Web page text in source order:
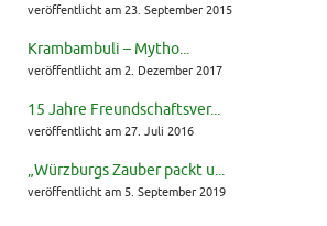
veröffentlicht am 23. September 2015
Krambambuli – Mytho...
veröffentlicht am 2. Dezember 2017
15 Jahre Freundschaftsver...
veröffentlicht am 27. Juli 2016
„Würzburgs Zauber packt u...
veröffentlicht am 5. September 2019